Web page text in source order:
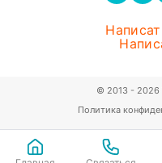
Политика
© 2013 - 2026